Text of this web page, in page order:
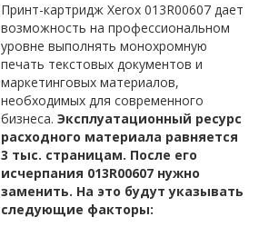
Принт-картридж Xerox 013R00607 дает
возможность на профессиональном
уровне выполнять монохромную
печать текстовых документов и
маркетинговых материалов,
необходимых для современного
бизнеса.Эксплуатационный ресурс
расходного материала равняется
3 тыс. страницам. После его
исчерпания 013R00607 нужно
заменить. На это будут указывать
следующие факторы: